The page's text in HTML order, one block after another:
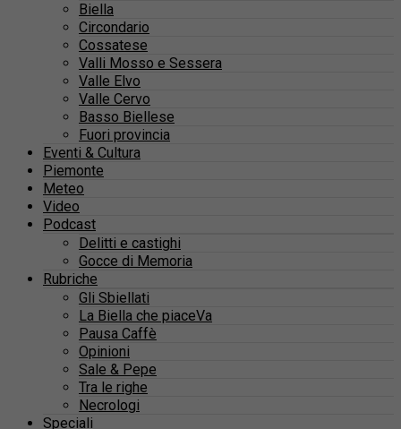
Biella
Circondario
Cossatese
Valli Mosso e Sessera
Valle Elvo
Valle Cervo
Basso Biellese
Fuori provincia
Eventi & Cultura
Piemonte
Meteo
Video
Podcast
Delitti e castighi
Gocce di Memoria
Rubriche
Gli Sbiellati
La Biella che piaceVa
Pausa Caffè
Opinioni
Sale & Pepe
Tra le righe
Necrologi
Speciali